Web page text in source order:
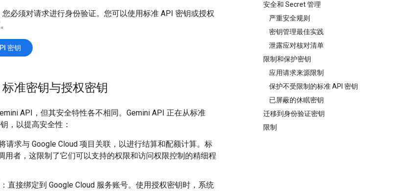
安全和 Secret 管理
严重安全规则
密钥管理最佳实践
泄露应对核对清单
限制和保护密钥
应用请求来源限制
保护不受限制的标准 API 密钥
已屏蔽的休眠密钥
迁移到身份验证密钥
限制
您必须对请求进行身份验证。您可以使用标准 API 密钥或授权
密钥
准密钥与授权密钥
API，但其安全特性各不相同。Gemini API 正在从标准
，以提高安全性：
将请求与 Google Cloud 项目关联，以进行结算和配额计算。标
用者，这限制了它们可以支持的权限和访问权限控制的精细程
：直接绑定到 Google Cloud 服务账号。使用授权密钥时，系统